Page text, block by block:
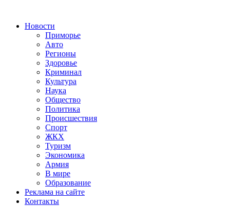
Новости
Приморье
Авто
Регионы
Здоровье
Криминал
Культура
Наука
Общество
Политика
Происшествия
Спорт
ЖКХ
Туризм
Экономика
Армия
В мире
Образование
Реклама на сайте
Контакты